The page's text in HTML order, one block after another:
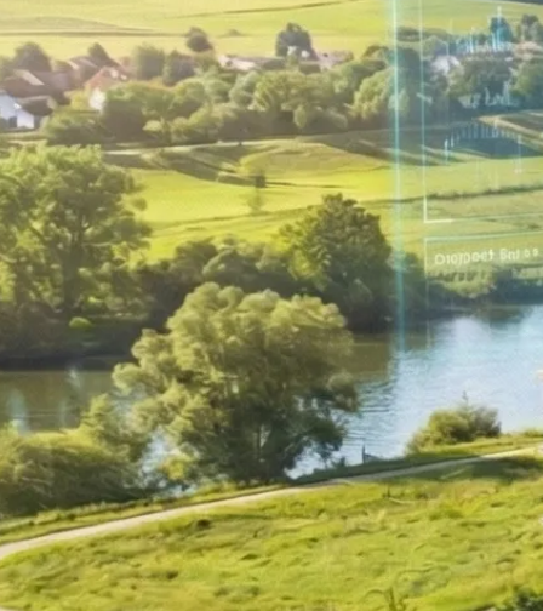
Gründung & Entwicklung
Umstrukturierung & Sanierung
Nachfolge & Transaktionen
Bewertung & Planung
News
Fachwissen
Publikationen
Ressourcen
Truvag
Team
Karriere
Kundeninformation
Leitbild
Kontakt
Offerte anfordern